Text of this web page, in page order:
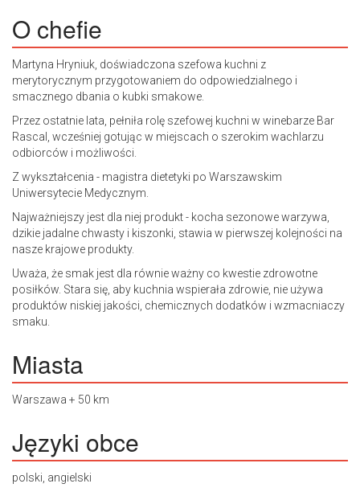
O chefie
Martyna Hryniuk, doświadczona szefowa kuchni z
merytorycznym przygotowaniem do odpowiedzialnego i
smacznego dbania o kubki smakowe.
Przez ostatnie lata, pełniła rolę szefowej kuchni w winebarze Bar
Rascal, wcześniej gotując w miejscach o szerokim wachlarzu
odbiorców i możliwości.
Z wykształcenia - magistra dietetyki po Warszawskim
Uniwersytecie Medycznym.
Najważniejszy jest dla niej produkt - kocha sezonowe warzywa,
dzikie jadalne chwasty i kiszonki, stawia w pierwszej kolejności na
nasze krajowe produkty.
Uważa, że smak jest dla równie ważny co kwestie zdrowotne
posiłków. Stara się, aby kuchnia wspierała zdrowie, nie używa
produktów niskiej jakości, chemicznych dodatków i wzmacniaczy
smaku.
Miasta
Warszawa + 50 km
Języki obce
polski, angielski